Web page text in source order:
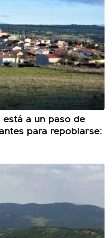
está a un paso de
para repoblarse: